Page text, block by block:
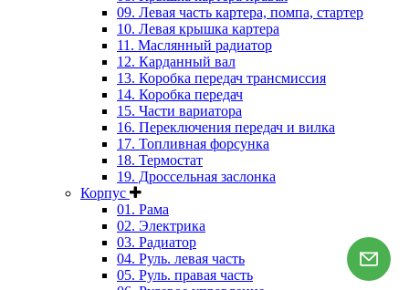
09. Левая часть картера, помпа, стартер
10. Левая крышка картера
11. Маслянный радиатор
12. Карданный вал
13. Коробка передач трансмиссия
14. Коробка передач
15. Части вариатора
16. Переключения передач и вилка
17. Топливная форсунка
18. Термостат
19. Дроссельная заслонка
Корпус
01. Рама
02. Электрика
03. Радиатор
04. Руль. левая часть
05. Руль. правая часть